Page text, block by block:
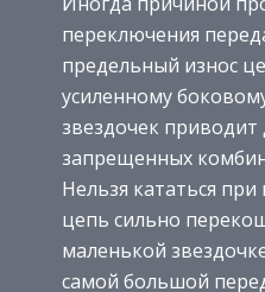
переключения
предельный износ
усиленному
звездочек приводит
запрещенных
Нельзя кататься
цепь сильно
маленькой
самой большой